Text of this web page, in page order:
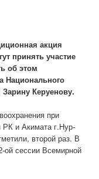
акция
принять участие
об этом
Национального
Керуенову.
при
РК и Акимата г.Нур-
второй раз. В
ой сессии Всемирной